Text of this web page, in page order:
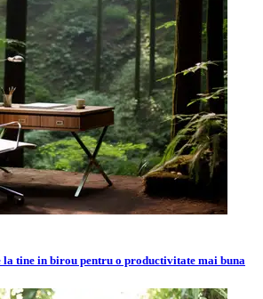
la tine in birou pentru o productivitate mai buna